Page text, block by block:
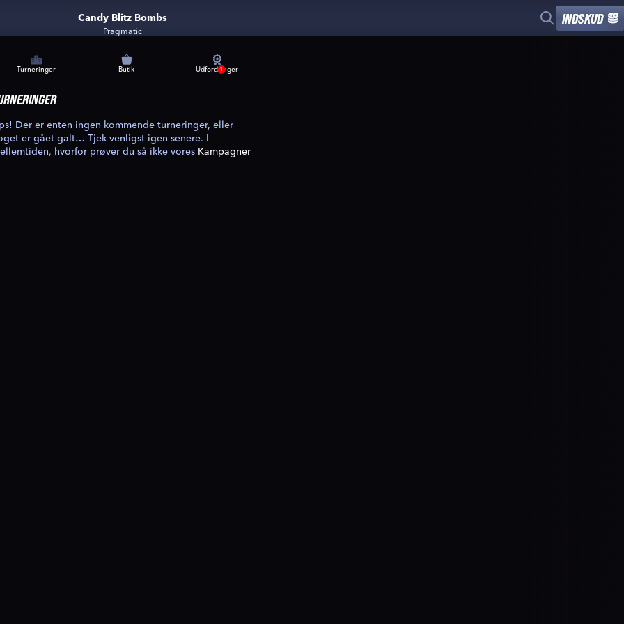
Candy Blitz Bombs
Pragmatic
INDSKUD
Turneringer Butik 1
Udfordringer
Der er enten ingen kommende turneringer, eller
er gået galt… Tjek venligst igen senere. I
hvorfor prøver du så ikke vores Kampagner